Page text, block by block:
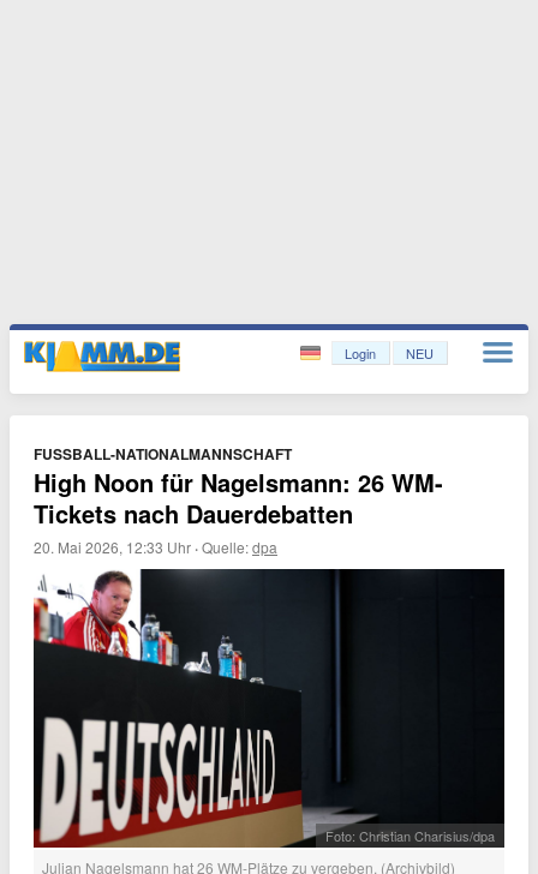
Login NEU
FUSSBALL-NATIONALMANNSCHAFT
High Noon für Nagelsmann: 26 WM-
Tickets nach Dauerdebatten
20. Mai 2026, 12:33 Uhr ·Quelle:dpa
Foto: Christian Charisius/dpa
Julian Nagelsmann hat 26 WM-Plätze zu vergeben. (Archivbild)